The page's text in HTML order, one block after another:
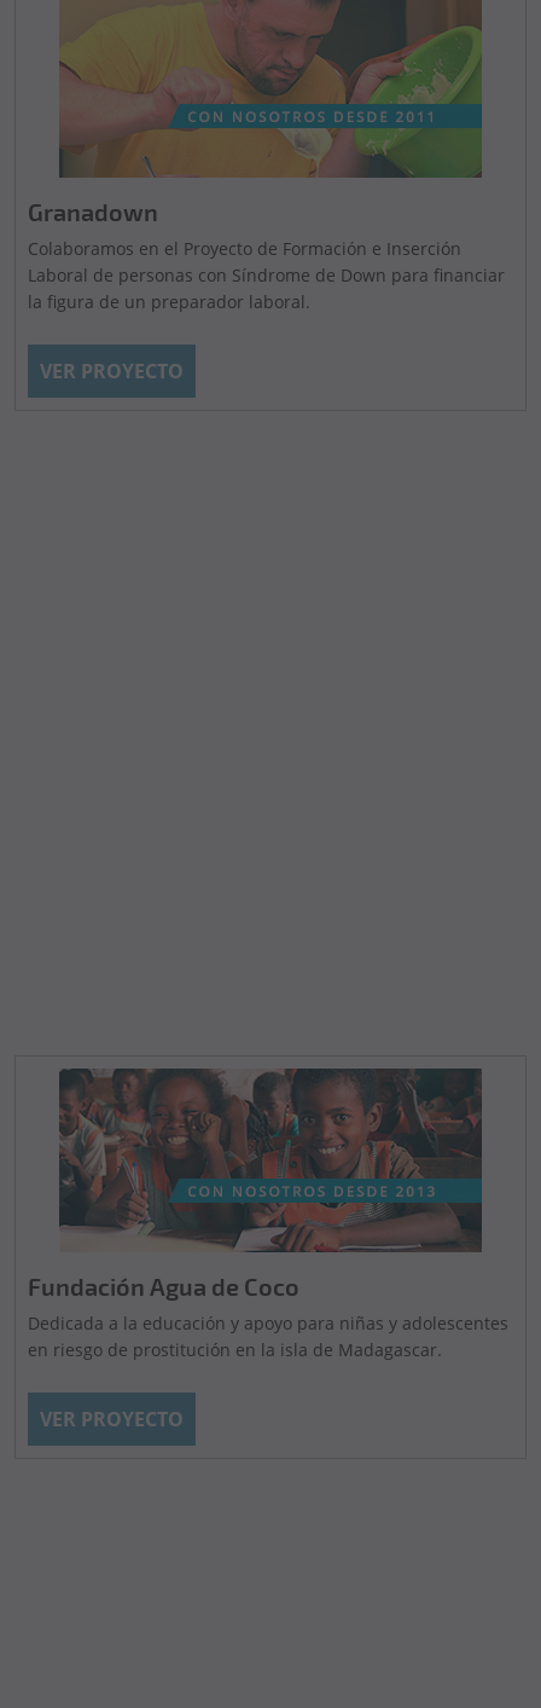
Granadown
Colaboramos en el Proyecto de Formación e Inserción
Laboral de personas con Síndrome de Down para financiar
la figura de un preparador laboral.
VER PROYECTO
Fundación Agua de Coco
Dedicada a la educación y apoyo para niñas y adolescentes
en riesgo de prostitución en la isla de Madagascar.
VER PROYECTO